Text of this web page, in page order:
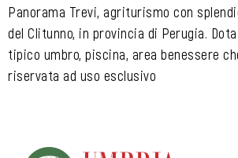
Panorama Trevi, agriturismo con
del Clitunno, in provincia di Perugia.
tipico umbro, piscina, area benessere
riservata ad uso esclusivo